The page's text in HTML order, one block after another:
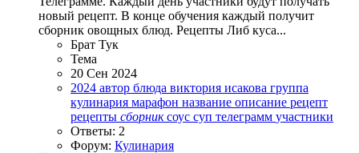
новый рецепт. В конце обучения каждый получит
сборник овощных блюд. Рецепты Либ куса...
Брат Тук
Тема
20 Сен 2024
2024 автор блюда виктория исакова группа
кулинария марафон название описание рецепт
рецепты сборник соус суп телеграмм участники
Ответы: 2
Форум: Кулинария